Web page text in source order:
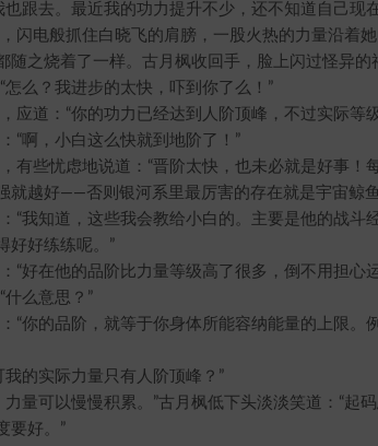
去。最近我的功力提升不少，还不知道自己现
电般抓住白晓飞的肩膀，一股火热的力量沿着她
随之烧着了一样。古月枫收回手，脸上闪过怪异
么？我进步的太快，吓到你了么！”
道：“你的功力已经达到人阶顶峰，不过实际等
啊，小白这么快就到地阶了！”
些忧虑地说道：“晋阶太快，也未必就是好事！
就越好——否则银河系里最厉害的存在就是宇宙鲸
知道，这些我会教给小白的。主要是他的战斗
好好练练呢。”
在他的品阶比力量等级高了很多，倒不用担心
么意思？”
的品阶，就等于你身体所能容纳能量的上限。
的实际力量只有人阶顶峰？”
可以慢慢积累。”古月枫低下头淡淡笑道：“起
要好。”